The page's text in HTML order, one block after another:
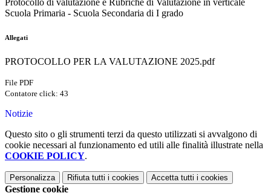
Protocollo di valutazione e Rubriche di Valutazione in verticale
Scuola Primaria - Scuola Secondaria di I grado
Allegati
PROTOCOLLO PER LA VALUTAZIONE 2025.pdf
File PDF
Contatore click: 43
Notizie
Questo sito o gli strumenti terzi da questo utilizzati si avvalgono di
cookie necessari al funzionamento ed utili alle finalità illustrate nella
COOKIE POLICY.
Personalizza Rifiuta tutti i cookies Accetta tutti i cookies
Gestione cookie